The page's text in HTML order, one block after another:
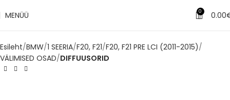
MENÜÜ 0 0.00
Esileht BMW 1 SEERIA F20, F21 F20, F21 PRE LCI (2011-2015)
VÄLIMISED OSAD DIFFUUSORID
✔Tarne 1–3 tööpäeva jooksul